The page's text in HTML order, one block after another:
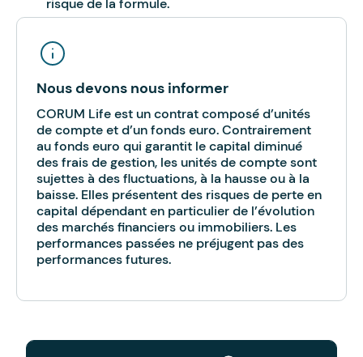
Nous devons nous informer
CORUM Life est un contrat composé d’unités
de compte et d’un fonds euro. Contrairement
au fonds euro qui garantit le capital diminué
des frais de gestion, les unités de compte sont
sujettes à des fluctuations, à la hausse ou à la
baisse. Elles présentent des risques de perte en
capital dépendant en particulier de l’évolution
des marchés financiers ou immobiliers. Les
performances passées ne préjugent pas des
performances futures.